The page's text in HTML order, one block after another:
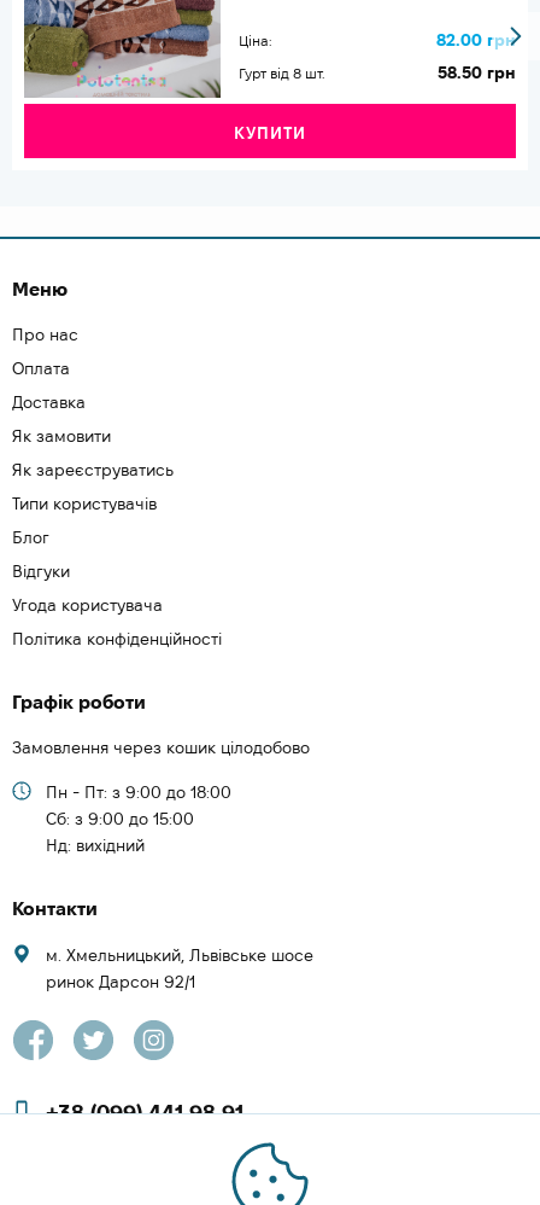
Ціна: 82.00 грн
Гурт від 8 шт. 58.50 грн
КУПИТИ
Меню
Про нас
Оплата
Доставка
Як замовити
Як зареєструватись
Типи користувачів
Блог
Відгуки
Угода користувача
Політика конфіденційності
Графік роботи
Замовлення через кошик цілодобово
Пн - Пт: з 9:00 до 18:00
Cб: з 9:00 до 15:00
Нд: вихідний
Контакти
м. Хмельницький, Львівське шосе
ринок Дарсон 92/1
+38 (099) 441 98 91
+38 (097) 423 08 00
zachesa86@gmail.com